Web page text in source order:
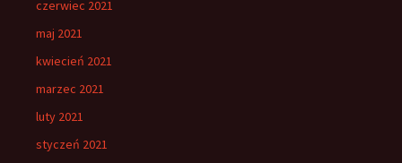
czerwiec 2021
maj 2021
kwiecień 2021
marzec 2021
luty 2021
styczeń 2021